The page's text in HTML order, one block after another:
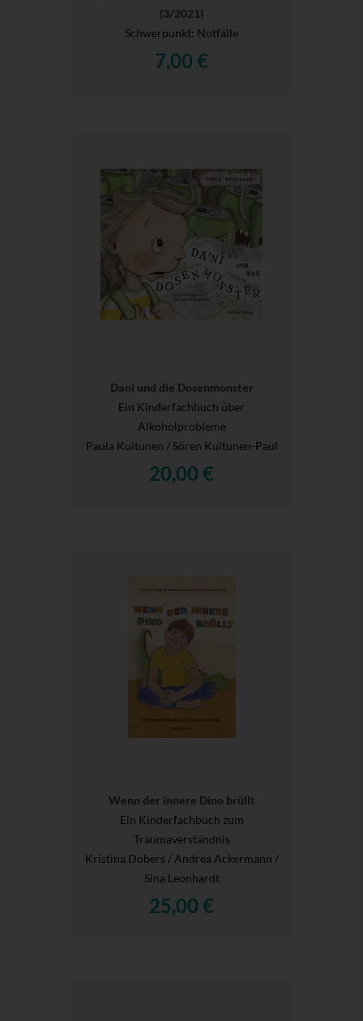
(3/2021)
Schwerpunkt: Notfälle
7,00 €
Dani und die Dosenmonster
Ein Kinderfachbuch über
Alkoholprobleme
Paula Kuitunen / Sören Kuitunen-Paul
20,00 €
Wenn der innere Dino brüllt
Ein Kinderfachbuch zum
Traumaverständnis
Kristina Dobers / Andrea Ackermann /
Sina Leonhardt
25,00 €